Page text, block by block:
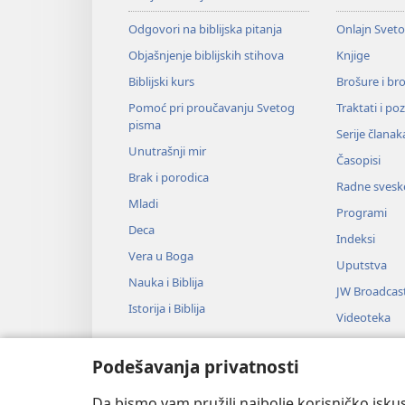
Podešavanja privatnosti
Odgovori na biblijska pitanja
Objašnjenje biblijskih stihova
Biblijski kurs
Pomoć pri proučavanju Svetog
pisma
Unutrašnji mir
Brak i porodica
Mladi
Deca
Vera u Boga
Nauka i Biblija
Istorija i Biblija
Onlajn
Knjige
Brošure i
Traktati i
Serije
Časopisi
Radne
Programi
Indeksi
Uputstva
JW
Videoteka
Muzika
Dramsko